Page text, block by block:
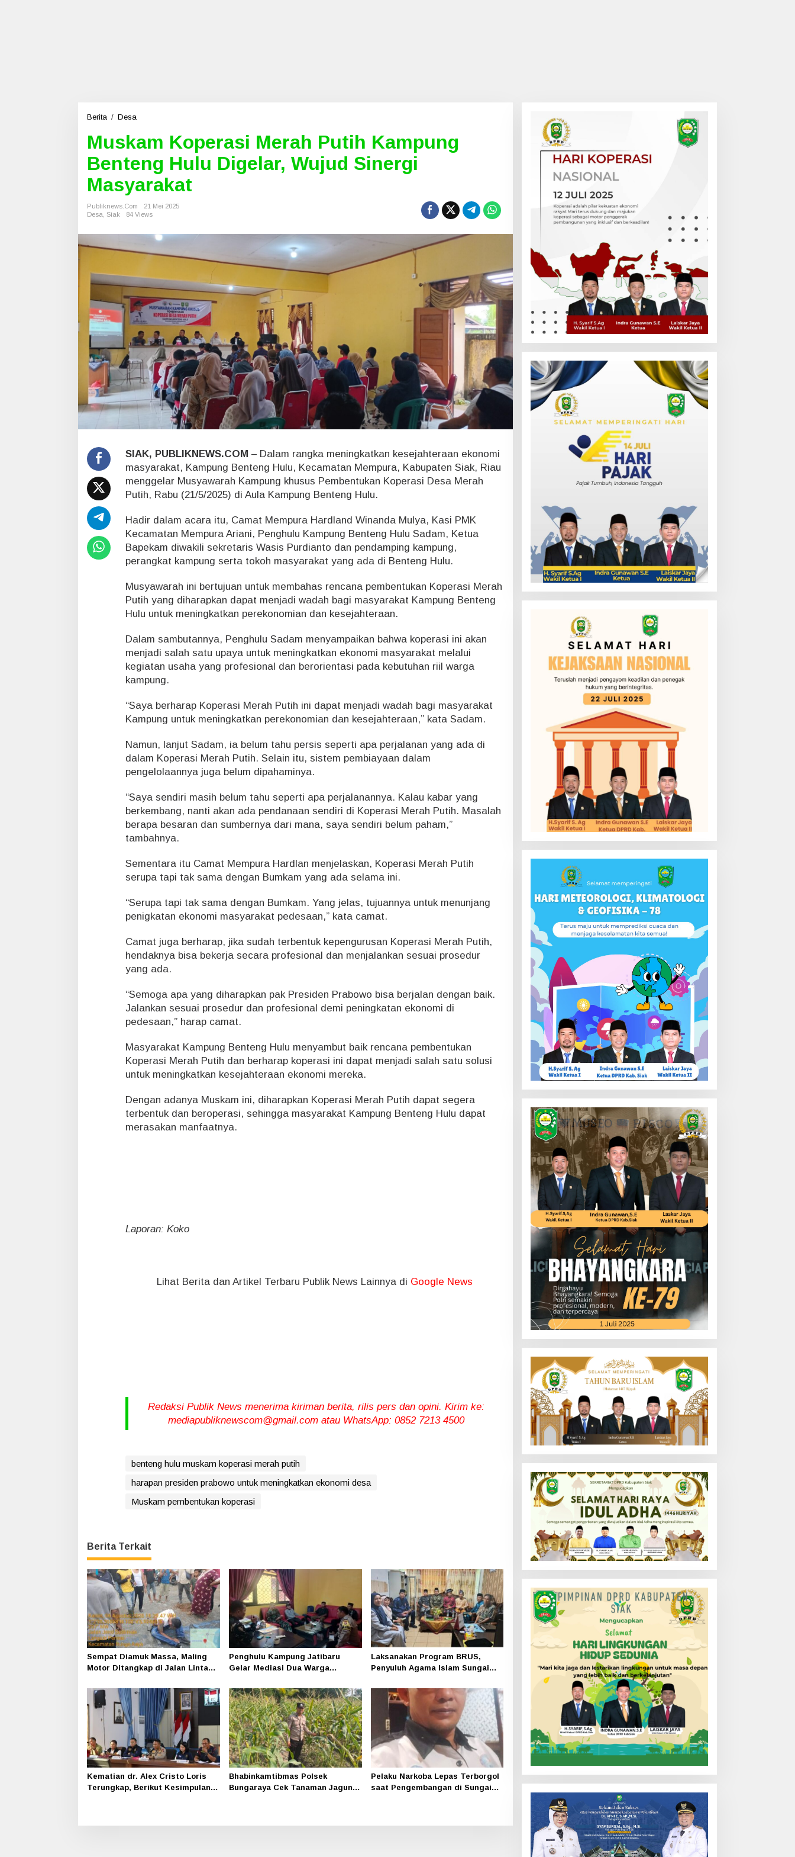
Berita / Desa
s
k
a
K
p
e
s
M
e
r
a
h
P
u
i
h
K
a
m
u
g
B
e
n
g
H
l
D
i
g
r
,
W
j
d
i
n
e
i
M
a
s
a
a
a
t
Muskam Koperasi Merah Putih Kampung
Benteng Hulu Digelar, Wujud Sinergi
Masyarakat
Publiknews.com
21 Mei 2025
Desa Siak 84 Views
SIAK, PUBLIKNEWS.COM – Dalam rangka meningkatkan kesejahteraan ekonomi
masyarakat, Kampung Benteng Hulu, Kecamatan Mempura, Kabupaten Siak, Riau
menggelar Musyawarah Kampung khusus Pembentukan Koperasi Desa Merah
Putih, Rabu (21/5/2025) di Aula Kampung Benteng Hulu.
Hadir dalam acara itu, Camat Mempura Hardland Winanda Mulya, Kasi PMK
Kecamatan Mempura Ariani, Penghulu Kampung Benteng Hulu Sadam, Ketua
Bapekam diwakili sekretaris Wasis Purdianto dan pendamping kampung,
perangkat kampung serta tokoh masyarakat yang ada di Benteng Hulu.
Musyawarah ini bertujuan untuk membahas rencana pembentukan Koperasi Merah
Putih yang diharapkan dapat menjadi wadah bagi masyarakat Kampung Benteng
Hulu untuk meningkatkan perekonomian dan kesejahteraan.
Dalam sambutannya, Penghulu Sadam menyampaikan bahwa koperasi ini akan
menjadi salah satu upaya untuk meningkatkan ekonomi masyarakat melalui
kegiatan usaha yang profesional dan berorientasi pada kebutuhan riil warga
kampung.
“Saya berharap Koperasi Merah Putih ini dapat menjadi wadah bagi masyarakat
Kampung untuk meningkatkan perekonomian dan kesejahteraan,” kata Sadam.
Namun, lanjut Sadam, ia belum tahu persis seperti apa perjalanan yang ada di
dalam Koperasi Merah Putih. Selain itu, sistem pembiayaan dalam
pengelolaannya juga belum dipahaminya.
“Saya sendiri masih belum tahu seperti apa perjalanannya. Kalau kabar yang
berkembang, nanti akan ada pendanaan sendiri di Koperasi Merah Putih. Masalah
berapa besaran dan sumbernya dari mana, saya sendiri belum paham,”
tambahnya.
Sementara itu Camat Mempura Hardlan menjelaskan, Koperasi Merah Putih
serupa tapi tak sama dengan Bumkam yang ada selama ini.
“Serupa tapi tak sama dengan Bumkam. Yang jelas, tujuannya untuk menunjang
penigkatan ekonomi masyarakat pedesaan,” kata camat.
Camat juga berharap, jika sudah terbentuk kepengurusan Koperasi Merah Putih,
hendaknya bisa bekerja secara profesional dan menjalankan sesuai prosedur
yang ada.
“Semoga apa yang diharapkan pak Presiden Prabowo bisa berjalan dengan baik.
Jalankan sesuai prosedur dan profesional demi peningkatan ekonomi di
pedesaan,” harap camat.
Masyarakat Kampung Benteng Hulu menyambut baik rencana pembentukan
Koperasi Merah Putih dan berharap koperasi ini dapat menjadi salah satu solusi
untuk meningkatkan kesejahteraan ekonomi mereka.
Dengan adanya Muskam ini, diharapkan Koperasi Merah Putih dapat segera
terbentuk dan beroperasi, sehingga masyarakat Kampung Benteng Hulu dapat
merasakan manfaatnya.
Laporan: Koko
Lihat Berita dan Artikel Terbaru Publik News Lainnya di Google News
Redaksi Publik News menerima kiriman berita, rilis pers dan opini. Kirim ke:
mediapubliknewscom@gmail.com atau WhatsApp: 0852 7213 4500
benteng hulu muskam koperasi merah putih
harapan presiden prabowo untuk meningkatkan ekonomi desa
Muskam pembentukan koperasi
Berita Terkait
Sempat Diamuk Massa, Maling
Motor Ditangkap di Jalan Lintas
Penghulu Kampung Jatibaru
Gelar Mediasi Dua Warga
Laksanakan Program BRUS,
Penyuluh Agama Islam Sungai
Kematian dr. Alex Cristo Loris
Terungkap, Berikut Kesimpulan
Bhabinkamtibmas Polsek
Bungaraya Cek Tanaman Jagung
Pelaku Narkoba Lepas Terborgol
saat Pengembangan di Sungai